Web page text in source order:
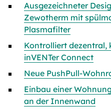
Ausgezeichneter
Zewotherm mit
Plasmafilter
Kontrolliert dezentral,
inVENTer Connect
Neue PushPull-
Einbau einer
an der Innenwand